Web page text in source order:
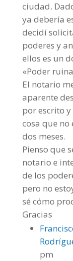
ciudad.
ya debería
decidí
poderes y
ellos es un
«Poder
El notario
aparente
por escrito
cosa que no
dos meses.
Pienso que
notario e
de los
pero no
sé cómo
Gracias
pm